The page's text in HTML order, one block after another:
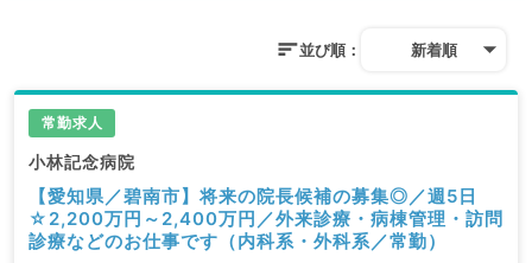
並び順： 新着順
常勤求人
小林記念病院
【愛知県／碧南市】将来の院長候補の募集◎／週5日
☆2,200万円～2,400万円／外来診療・病棟管理・訪問
診療などのお仕事です（内科系・外科系／常勤）